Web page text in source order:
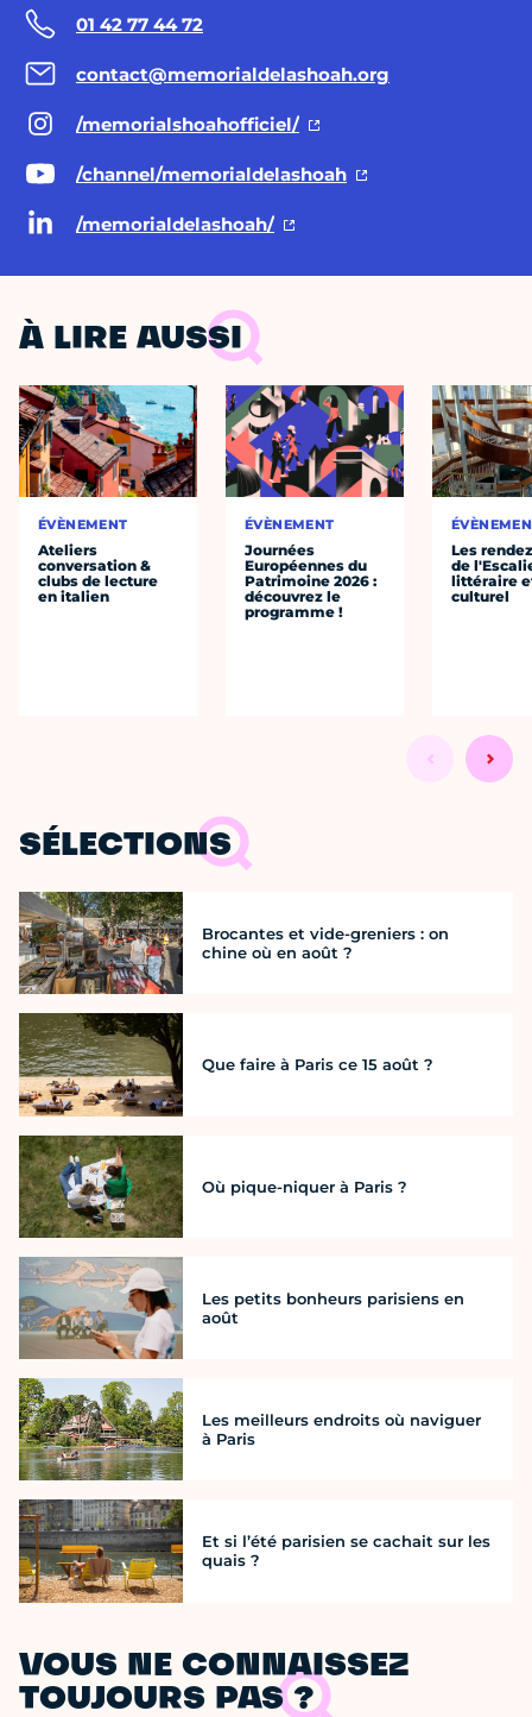
01 42 77 44 72
contact@memorialdelashoah.org
/memorialshoahofficiel/
/channel/memorialdelashoah
/memorialdelashoah/
À LIRE AUSSI
ÉVÈNEMENT
Ateliers
conversation &
clubs de lecture
en italien
ÉVÈNEMENT
Journées
Européennes du
Patrimoine 2026 :
découvrez le
programme !
Les
de
littéraire
culturel
SÉLECTIONS
Brocantes et vide-greniers : on
chine où en août ?
Que faire à Paris ce 15 août ?
Où pique-niquer à Paris ?
Les petits bonheurs parisiens en
août
Les meilleurs endroits où naviguer
à Paris
Et si l’été parisien se cachait sur les
quais ?
VOUS NE CONNAISSEZ
TOUJOURS PAS ?